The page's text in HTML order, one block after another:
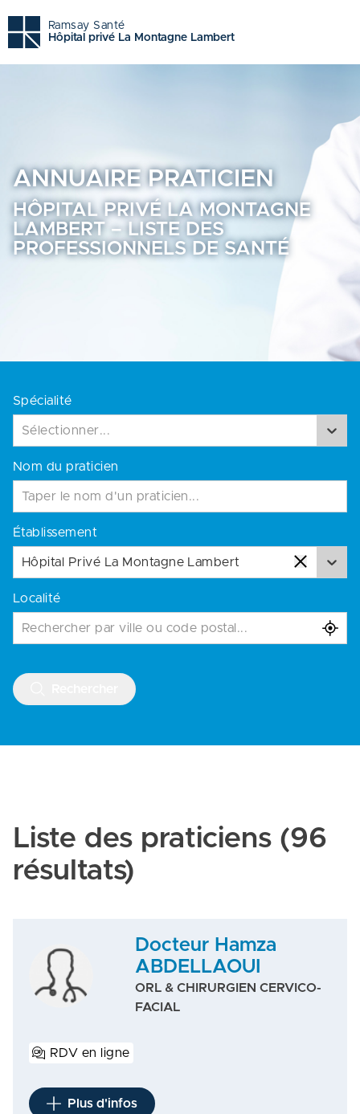
Ramsay Santé
Hôpital privé La Montagne Lambert
ANNUAIRE PRATICIEN
HÔPITAL PRIVÉ LA MONTAGNE
LAMBERT – LISTE DES
PROFESSIONNELS DE SANTÉ
Spécialité
Sélectionner...
Nom du praticien
Établissement
Hôpital Privé La Montagne Lambert
Localité
Rechercher par ville ou code postal...
Liste des praticiens (96
résultats)
Docteur Hamza
ABDELLAOUI
ORL & CHIRURGIEN CERVICO-
FACIAL
RDV en ligne
Plus d'infos